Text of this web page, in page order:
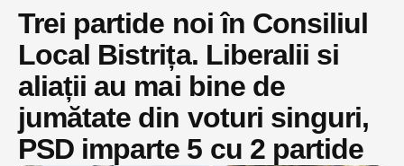
Trei partide noi în Consiliul
Local Bistrița. Liberalii si
aliații au mai bine de
jumătate din voturi singuri,
PSD imparte 5 cu 2 partide